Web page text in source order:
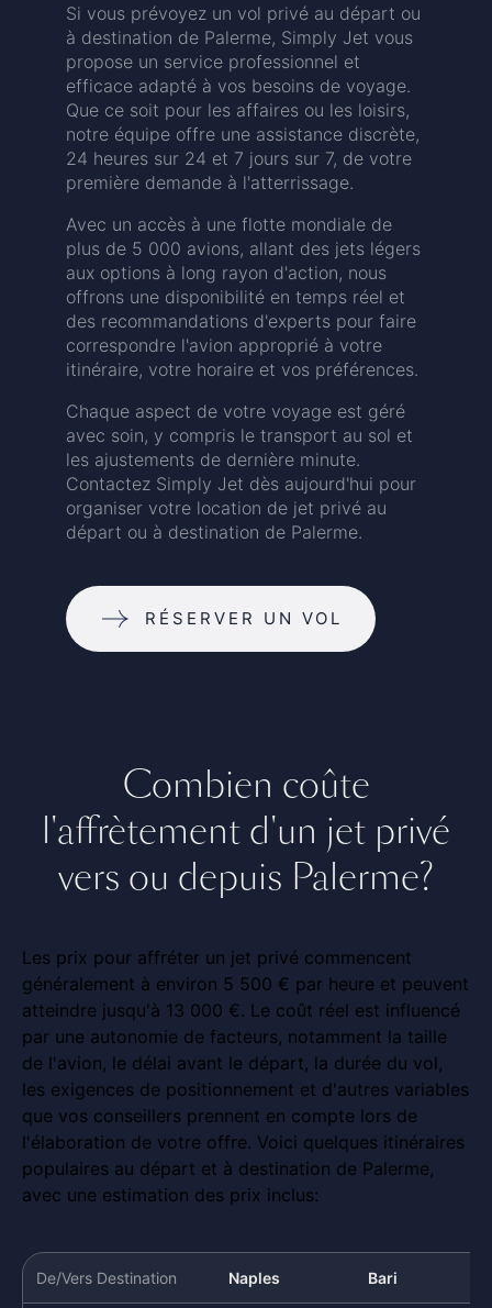
Si vous prévoyez un vol privé au départ ou
à destination de Palerme, Simply Jet vous
propose un service professionnel et
efficace adapté à vos besoins de voyage.
Que ce soit pour les affaires ou les loisirs,
notre équipe offre une assistance discrète,
24 heures sur 24 et 7 jours sur 7, de votre
première demande à l'atterrissage.
Avec un accès à une flotte mondiale de
plus de 5 000 avions, allant des jets légers
aux options à long rayon d'action, nous
offrons une disponibilité en temps réel et
des recommandations d'experts pour faire
correspondre l'avion approprié à votre
itinéraire, votre horaire et vos préférences.
Chaque aspect de votre voyage est géré
avec soin, y compris le transport au sol et
les ajustements de dernière minute.
Contactez Simply Jet dès aujourd'hui pour
organiser votre location de jet privé au
départ ou à destination de Palerme.
RÉSERVER UN VOL
Combien coûte
l'affrètement d'un jet privé
vers ou depuis Palerme?
Les prix pour affréter un jet privé commencent
généralement à environ 5 500 € par heure et peuvent
atteindre jusqu'à 13 000 €. Le coût réel est influencé
par une autonomie de facteurs, notamment la taille
de l'avion, le délai avant le départ, la durée du vol,
les exigences de positionnement et d'autres variables
que vos conseillers prennent en compte lors de
l'élaboration de votre offre. Voici quelques itinéraires
populaires au départ et à destination de Palerme,
avec une estimation des prix inclus:
De/Vers Destination Naples Bari